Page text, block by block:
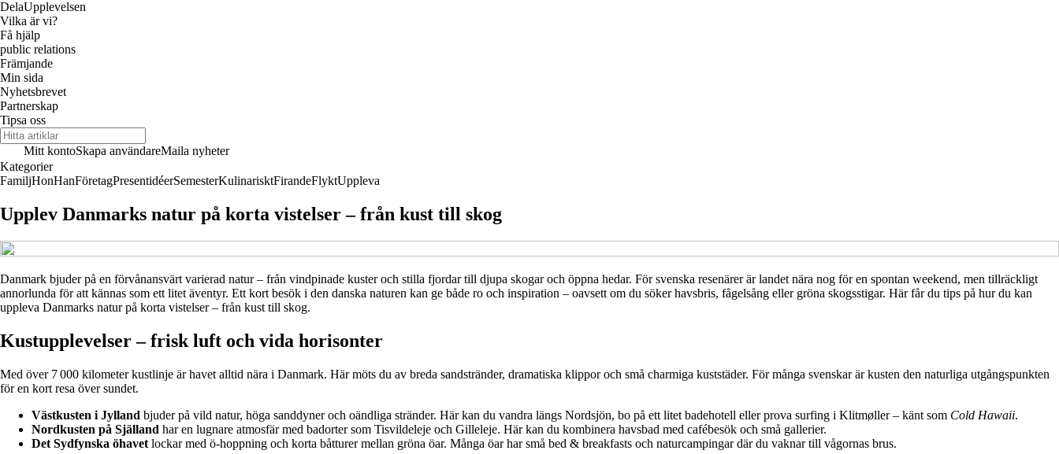
DelaUpplevelsen
Vilka är vi?
Få hjälp
public relations
Främjande
Min sida
Nyhetsbrevet
Partnerskap
Tipsa oss
Mitt kontoSkapa användareMaila nyheter
Kategorier
FamiljHonHanFöretagPresentidéerSemesterKulinarisktFirandeFlyktUppleva
Upplev Danmarks natur på korta vistelser – från kust till skog
Danmark bjuder på en förvånansvärt varierad natur – från vindpinade kuster och stilla fjordar till djupa skogar och öppna hedar. För svenska resenärer är landet nära nog för en spontan weekend, men tillräckligt
annorlunda för att kännas som ett litet äventyr. Ett kort besök i den danska naturen kan ge både ro och inspiration – oavsett om du söker havsbris, fågelsång eller gröna skogsstigar. Här får du tips på hur du kan
uppleva Danmarks natur på korta vistelser – från kust till skog.
Kustupplevelser – frisk luft och vida horisonter
Med över 7 000 kilometer kustlinje är havet alltid nära i Danmark. Här möts du av breda sandstränder, dramatiska klippor och små charmiga kuststäder. För många svenskar är kusten den naturliga utgångspunkten
för en kort resa över sundet.
Västkusten i Jylland bjuder på vild natur, höga sanddyner och oändliga stränder. Här kan du vandra längs Nordsjön, bo på ett litet badehotell eller prova surfing i Klitmøller – känt som Cold Hawaii.
Nordkusten på Själland har en lugnare atmosfär med badorter som Tisvildeleje och Gilleleje. Här kan du kombinera havsbad med cafébesök och små gallerier.
Det Sydfynska öhavet lockar med ö-hoppning och korta båtturer mellan gröna öar. Många öar har små bed & breakfasts och naturcampingar där du vaknar till vågornas brus.